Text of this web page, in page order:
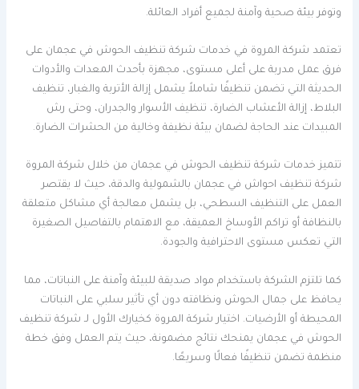
وتوفر بيئة صحية وآمنة لجميع أفراد العائلة.
تعتمد شركة المروة في خدمات شركة تنظيف الحوش في عجمان على
فرق عمل مدربة على أعلى مستوى، مجهزة بأحدث المعدات والأدوات
الحديثة التي تضمن تنظيفًا شاملاً يشمل إزالة الأتربة والغبار، تنظيف
البلاط، إزالة الأعشاب الضارة، تنظيف الأسوار والجدران، وحتى رش
المبيدات عند الحاجة لضمان بيئة نظيفة وخالية من الحشرات الضارة.
تتميز خدمات شركة تنظيف الحوش في عجمان من خلال شركة المروة
شركة تنظيف احواش في عجمان بالشمولية والدقة، حيث لا يقتصر
العمل على التنظيف السطحي، بل يشمل معالجة أي مشاكل متعلقة
بالنظافة أو تراكم الأوساخ العميقة، مع الاهتمام بالتفاصيل الصغيرة
التي تعكس مستوى الاحترافية والجودة.
كما تلتزم الشركة باستخدام مواد صديقة للبيئة وآمنة على النباتات، مما
يحافظ على جمال الحوش ونظافته دون أي تأثير سلبي على النباتات
المحيطة أو الأرضيات. اختيار شركة المروة كخيارك الأول لـ شركة تنظيف
الحوش في عجمان يمنحك نتائج مضمونة، حيث يتم العمل وفق خطة
منظمة تضمن تنظيفًا فعالًا وسريعًا.